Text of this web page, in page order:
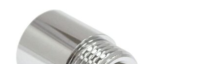
Фитинги латунные резьбовые
Удлинители
Удлинитель Ду-20 (3/4") х25 никелир.